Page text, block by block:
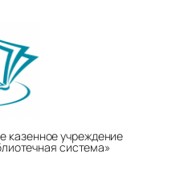
казенное учреждение
система»